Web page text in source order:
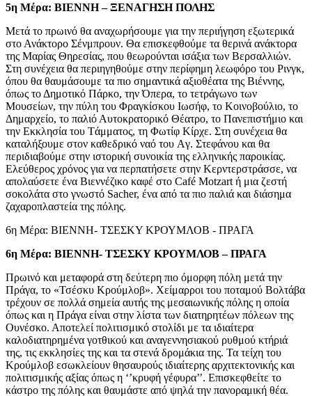
5η Μέρα: ΒΙΕΝΝΗ – ΞΕΝΑΓΗΣΗ ΠΟΛΗΣ
Μετά το πρωινό θα αναχωρήσουμε για την περιήγηση εξωτερικά
στο Ανάκτορο Σένμπρουν. Θα επισκεφθούμε τα θερινά ανάκτορα
της Μαρίας Θηρεσίας, που θεωρούνται ισάξια των Βερσαλλιών.
Στη συνέχεια θα περιηγηθούμε στην περίφημη λεωφόρο του Pινγκ,
όπου θα θαυμάσουμε τα πιο σημαντικά αξιοθέατα της Βιέννης,
όπως το Δημοτικό Πάρκο, την Όπερα, το τετράγωνο των
Μουσείων, την πύλη του Φραγκίσκου Ιωσήφ, το Κοινοβούλιο, το
Δημαρχείο, το παλιό Αυτοκρατορικό Θέατρο, το Πανεπιστήμιο και
την Εκκλησία του Tάμματος, τη Φωτίφ Kίρχε. Στη συνέχεια θα
καταλήξουμε στον καθεδρικό ναό του Aγ. Στεφάνου και θα
περιδιαβούμε στην ιστορική συνοικία της ελληνικής παροικίας.
Ελεύθερος χρόνος για να περπατήσετε στην Κερντερστράσσε, να
απολαύσετε ένα Βιεννέζικο καφέ στο Café Motzart ή μια ζεστή
σοκολάτα στο γνωστό Sacher, ένα από τα πιο παλιά και διάσημα
ζαχαροπλαστεία της πόλης.
6η Μέρα: ΒΙΕΝΝΗ- ΤΣΕΣΚΥ ΚΡΟΥΜΛΟΒ - ΠΡΑΓΑ
6η Μέρα: ΒΙΕΝΝΗ- ΤΣΕΣΚΥ ΚΡΟΥΜΛΟΒ – ΠΡΑΓΑ
Πρωινό και μεταφορά στη δεύτερη πιο όμορφη πόλη μετά την
Πράγα, το «Τσέσκυ Κρούμλοβ». Χείμαρροι του ποταμού Βολτάβα
τρέχουν σε πολλά σημεία αυτής της μεσαιωνικής πόλης η οποία
όπως και η Πράγα είναι στην λίστα των διατηρητέων πόλεων της
Ουνέσκο. Αποτελεί πολιτισμικό στολίδι με τα ιδιαίτερα
καλοδιατηρημένα γοτθικού και αναγεννησιακού ρυθμού κτήριά
της, τις εκκλησίες της και τα στενά δρομάκια της. Τα τείχη του
Κρούμλοβ εσωκλείουν θησαυρούς ιδιαίτερης αρχιτεκτονικής και
πολιτισμικής αξίας όπως η ‘’κρυφή γέφυρα’’. Επισκεφθείτε το
κάστρο της πόλης και θαυμάστε από ψηλά την πανοραμική θέα.